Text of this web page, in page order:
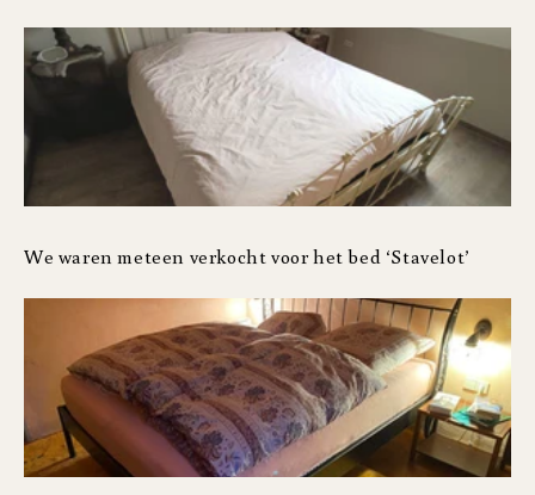
We waren meteen verkocht voor het bed ‘Stavelot’